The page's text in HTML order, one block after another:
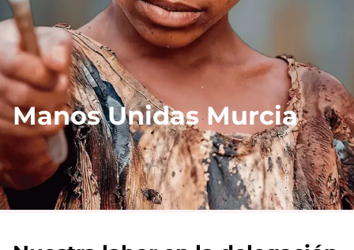
Manos Unidas Murcia